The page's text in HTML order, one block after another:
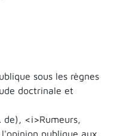
sous les règnes
doctrinale et
<i>Rumeurs,
publique aux